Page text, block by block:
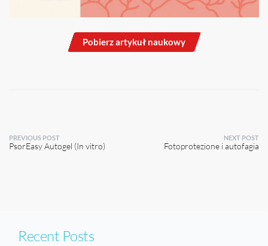
Pobierz artykuł naukowy
PREVIOUS POST
PsorEasy Autogel (In vitro)
NEXT POST
Fotoprotezione i autofagia
Recent Posts